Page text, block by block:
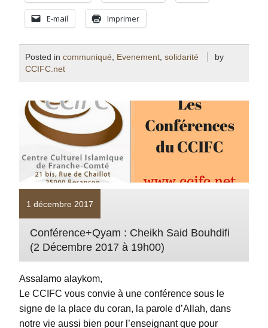
E-mail Imprimer
Posted incommuniqué Evenement ,solidarité
by
CCIFC.net
1 décembre 2017
Conférence+Qyam : Cheikh Said Bouhdifi
(2 Décembre 2017 à 19h00)
Assalamo alaykom,
Le CCIFC vous convie à une conférence sous le
signe de la place du coran, la parole d’Allah, dans
notre vie aussi bien pour l’enseignant que pour